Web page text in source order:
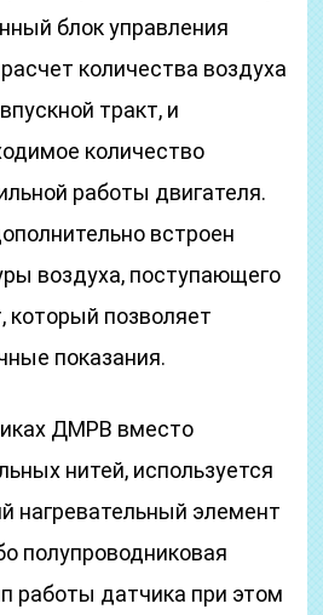
блок управления
количества воздуха
тракт, и
количество
работы двигателя.
встроен
воздуха, поступающего
который позволяет
показания.
ДМРВ вместо
нитей, используется
нагревательный элемент
полупроводниковая
работы датчика при этом